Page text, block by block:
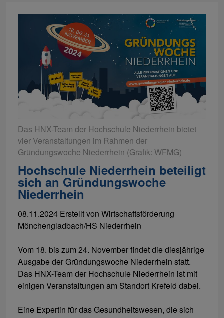
Das HNX-Team der Hochschule Niederrhein bietet
vier Veranstaltungen im Rahmen der
Gründungswoche Niederrhein (Grafik: WFMG)
Hochschule Niederrhein beteiligt
sich an Gründungswoche
Niederrhein
08.11.2024 Erstellt von Wirtschaftsförderung
Mönchengladbach/HS Niederrhein
Vom 18. bis zum 24. November findet die diesjährige
Ausgabe der Gründungswoche Niederrhein statt.
Das HNX-Team der Hochschule Niederrhein ist mit
einigen Veranstaltungen am Standort Krefeld dabei.
Eine Expertin für das Gesundheitswesen, die sich